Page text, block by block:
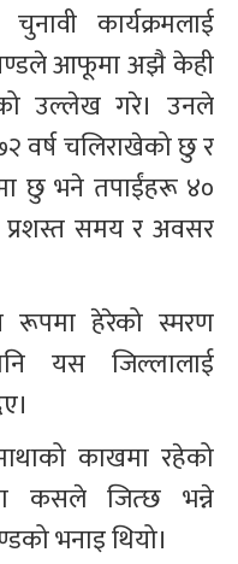
कार्यक्रमलाई
आफूमा अझै केही
उल्लेख गरे। उनले
वर्ष चलिराखेको छु र
छु भने तपाईंहरू ४०
प्रशस्त समय र अवसर
रूपमा हेरेको स्मरण
यस जिल्लालाई
काखमा रहेको
कसले जित्छ भन्ने
भनाइ थियो।